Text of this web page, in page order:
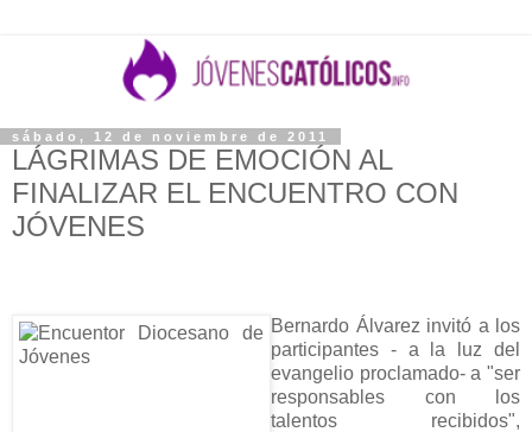
sábado, 12 de noviembre de 2011
LÁGRIMAS DE EMOCIÓN AL
FINALIZAR EL ENCUENTRO CON
JÓVENES
Bernardo Álvarez invitó a los
participantes - a la luz del
evangelio proclamado- a "ser
responsables con los
talentos recibidos",